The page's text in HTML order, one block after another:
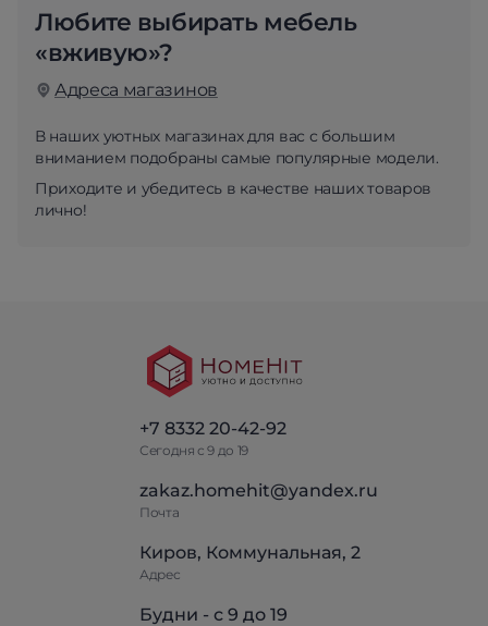
Любите выбирать мебель
«вживую»?
Адреса магазинов
В наших уютных магазинах для вас с большим
вниманием подобраны самые популярные модели.
Приходите и убедитесь в качестве наших товаров
лично!
+7 8332 20-42-92
Сегодня с 9 до 19
zakaz.homehit@yandex.ru
Почта
Киров, Коммунальная, 2
Адрес
Будни - с 9 до 19